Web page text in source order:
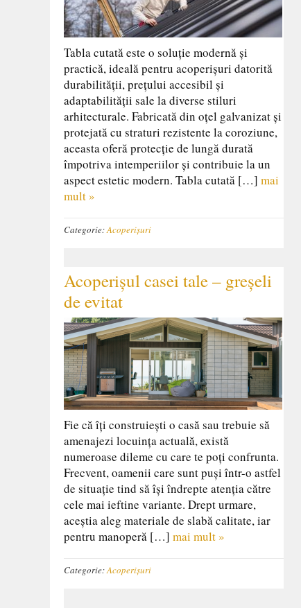
Tabla cutată este o soluție modernă și
practică, ideală pentru acoperișuri datorită
durabilității, prețului accesibil și
adaptabilității sale la diverse stiluri
arhitecturale. Fabricată din oțel galvanizat și
protejată cu straturi rezistente la coroziune,
aceasta oferă protecție de lungă durată
împotriva intemperiilor și contribuie la un
aspect estetic modern. Tabla cutată […] mai
mult »
Categorie:Acoperișuri
Acoperișul casei tale – greșeli
de evitat
Fie că îți construiești o casă sau trebuie să
amenajezi locuința actuală, există
numeroase dileme cu care te poți confrunta.
Frecvent, oamenii care sunt puși într-o astfel
de situație tind să își îndrepte atenția către
cele mai ieftine variante. Drept urmare,
aceștia aleg materiale de slabă calitate, iar
pentru manoperă […] mai mult »
Categorie:Acoperișuri